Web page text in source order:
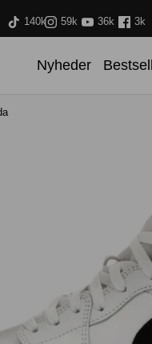
140k 59k 36k 3k
Nyheder